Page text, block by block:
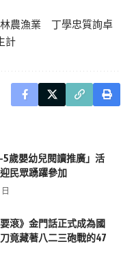
林農漁業 丁學忠質詢卓
計
5歲嬰幼兒閱讀推廣」活
民眾踴躍參加
滾》金門話正式成為國
竟藏著八二三砲戰的47